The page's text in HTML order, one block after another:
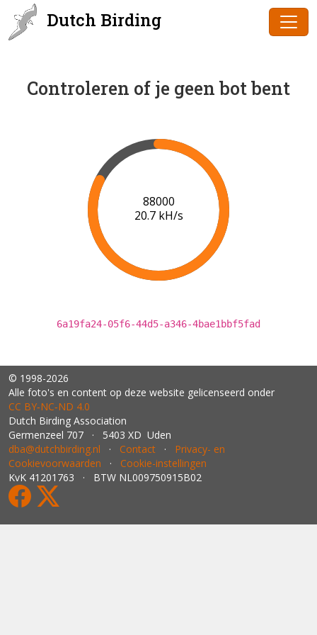
Dutch Birding
Controleren of je geen bot bent
90000
20.8 kH/s
6a19fa24-05f6-44d5-a346-4bae1bbf5fad
© 1998-2026
Alle foto's en content op deze website gelicenseerd onder
CC BY‑NC‑ND 4.0
Dutch Birding Association
Germenzeel 707 · 5403 XD Uden
dba@dutchbirding.nl · Contact · Privacy- en
Cookievoorwaarden · Cookie-instellingen
KvK 41201763 · BTW NL009750915B02